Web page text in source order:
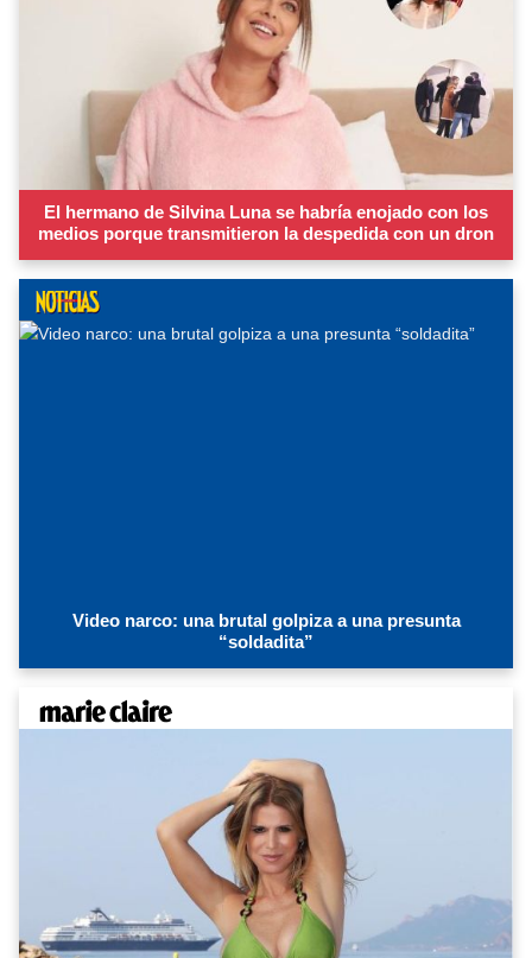
El hermano de Silvina Luna se habría enojado con los
medios porque transmitieron la despedida con un dron
Video narco: una brutal golpiza a una presunta
“soldadita”